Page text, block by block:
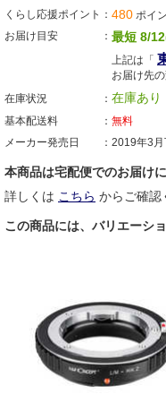
くらし応援ポイント 480 ポイ
お届け目安
最短 8/
上記は「
お届け先
在庫状況
在庫あり
基本配送料
無料
メーカー発売日
2019年3月
本商品は宅配便でのお届けに
詳しくは こちら からご確認
この商品には、バリエーシ